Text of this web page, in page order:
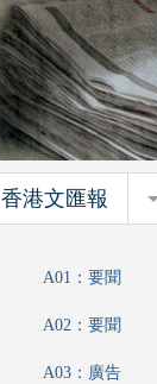
香港文匯報
A01：要聞
A02：要聞
A03：廣告